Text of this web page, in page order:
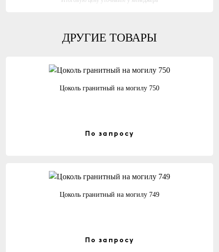
ДРУГИЕ ТОВАРЫ
Цоколь гранитный на могилу 750
По запросу
Цоколь гранитный на могилу 749
По запросу